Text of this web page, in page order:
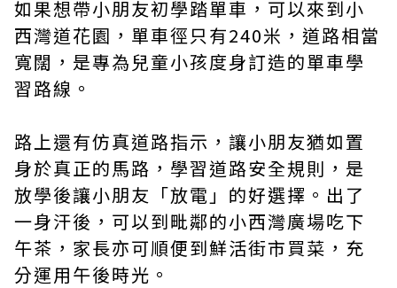
如果想帶小朋友初學踏單車，可以來到小
西灣道花園，單車徑只有240米，道路相當
寬闊，是專為兒童小孩度身訂造的單車學
習路線。
路上還有仿真道路指示，讓小朋友猶如置
身於真正的馬路，學習道路安全規則，是
放學後讓小朋友「放電」的好選擇。出了
一身汗後，可以到毗鄰的小西灣廣場吃下
午茶，家長亦可順便到鮮活街市買菜，充
分運用午後時光。